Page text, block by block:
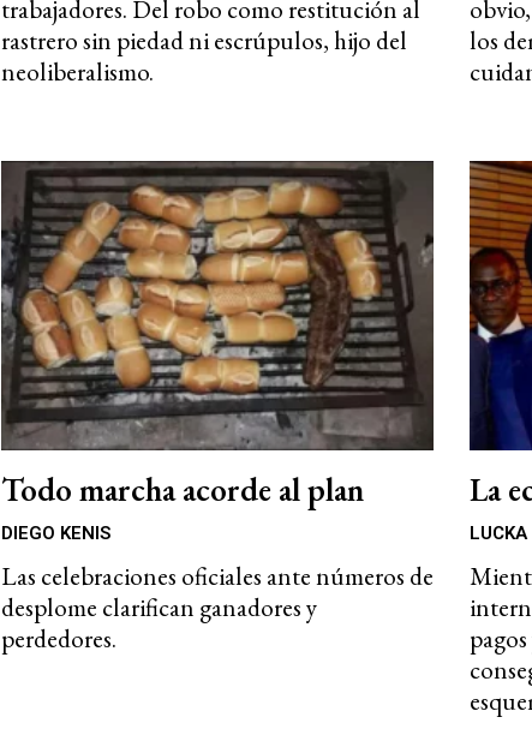
trabajadores. Del robo como restitución al
rastrero sin piedad ni escrúpulos, hijo del
neoliberalismo.
los
Todo marcha acorde al plan
DIEGO KENIS
Las celebraciones oficiales ante números de
desplome clarifican ganadores y
perdedores.
La